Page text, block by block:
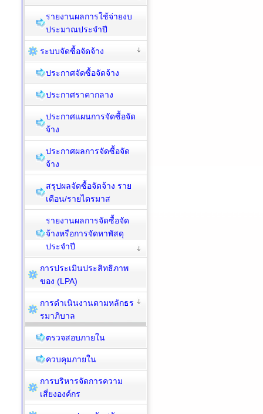
รายงานผลการใช้จ่ายงบ
ประมาณประจำปี
ระบบจัดซื้อจัดจ้าง
ประกาศจัดซื้อจัดจ้าง
ประกาศราคากลาง
ประกาศแผนการจัดซื้อจัด
จ้าง
ประกาศผลการจัดซื้อจัด
จ้าง
สรุปผลจัดซื้อจัดจ้าง ราย
เดือน/รายไตรมาส
รายงานผลการจัดซื้อจัด
จ้างหรือการจัดหาพัสดุ
ประจำปี
การประเมินประสิทธิภาพ
ของ (LPA)
การดำเนินงานตามหลักธร
รมาภิบาล
ตรวจสอบภายใน
ควบคุมภายใน
การบริหารจัดการความ
เสี่ยงองค์กร